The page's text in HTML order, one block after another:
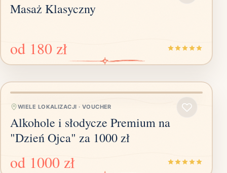
Masaż Klasyczny
od 180 zł
WIELE LOKALIZACJI · VOUCHER
Alkohole i słodycze Premium na
"Dzień Ojca" za 1000 zł
od 1000 zł